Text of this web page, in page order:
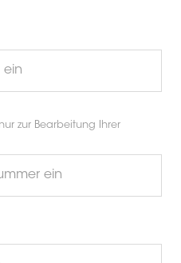
zur Bearbeitung Ihrer